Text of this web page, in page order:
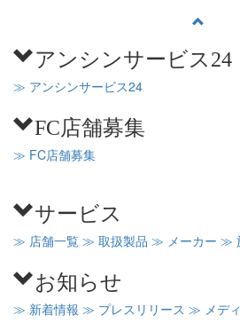
アンシンサービス24
≫ アンシンサービス24
FC店舗募集
≫ FC店舗募集
サービス
≫ 店舗一覧 ≫ 取扱製品 ≫ メーカー ≫
お知らせ
≫ 新着情報 ≫ プレスリリース ≫ メデ